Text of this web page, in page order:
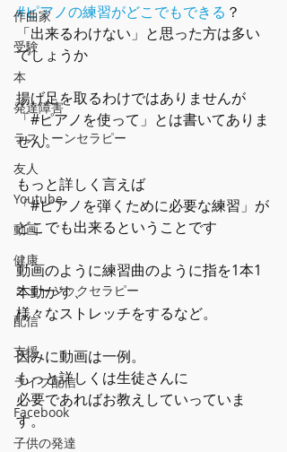
作曲家
受験
本
発達障害
ラストーンセラピー
友人
Youtube
動画
健康
ミュージックセラピー
配信
支援
ライブ配信
Facebook
子供の発達
#ピアノの練習がどこでもできる ？
「出来るわけない」と思った方は多い
でしょうか
揚げ足を取るわけではありませんが
「#ピアノを使って」とは書いてありま
せん。
もっと詳しく言えば
「#ピアノを弾くために必要な練習」が
どこでも出来るということです
動画のように練習曲のように指を1本1
本動かす、
様々なストレッチをするなど。
因みに動画は一例。
もっと詳しくは生徒さんに
必要であればお教えしていっていま
す。